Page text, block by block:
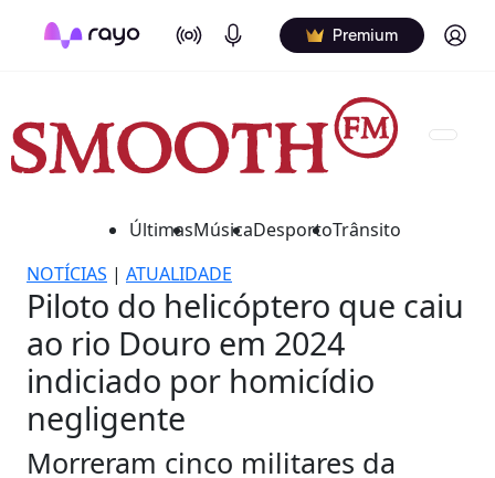
On Air Podcasts Premium Log in
ÚltimasMúsicaDesportoTrânsito
NOTÍCIAS | ATUALIDADE
Piloto do helicóptero que caiu
ao rio Douro em 2024
indiciado por homicídio
negligente
Morreram cinco militares da